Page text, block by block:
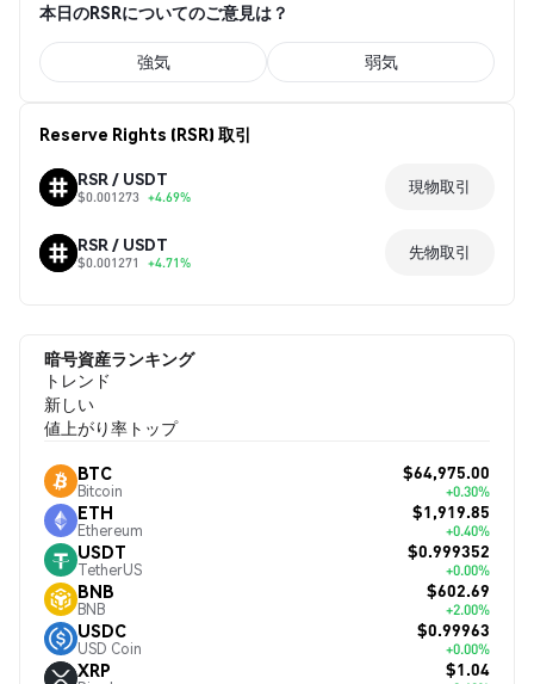
本日のRSRについてのご意見は？
強気 弱気
Reserve Rights (RSR) 取引
RSR / USDT
$0.001273 +4.69%
現物取引
RSR / USDT
$0.001271 +4.71%
先物取引
暗号資産ランキング
トレンド
新しい
値上がり率トップ
BTC
Bitcoin
$64,975.00
+0.30%
ETH
Ethereum
$1,919.85
+0.40%
USDT
TetherUS
$0.999352
+0.00%
BNB
BNB
$602.69
+2.00%
USDC
USD Coin
$0.99963
+0.00%
XRP $1.04